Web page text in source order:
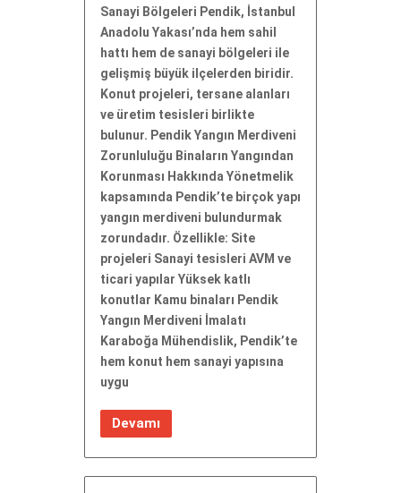
Sanayi Bölgeleri Pendik, İstanbul
Anadolu Yakası’nda hem sahil
hattı hem de sanayi bölgeleri ile
gelişmiş büyük ilçelerden biridir.
Konut projeleri, tersane alanları
ve üretim tesisleri birlikte
bulunur. Pendik Yangın Merdiveni
Zorunluluğu Binaların Yangından
Korunması Hakkında Yönetmelik
kapsamında Pendik’te birçok yapı
yangın merdiveni bulundurmak
zorundadır. Özellikle: Site
projeleri Sanayi tesisleri AVM ve
ticari yapılar Yüksek katlı
konutlar Kamu binaları Pendik
Yangın Merdiveni İmalatı
Karaboğa Mühendislik, Pendik’te
hem konut hem sanayi yapısına
uygu
Devamı